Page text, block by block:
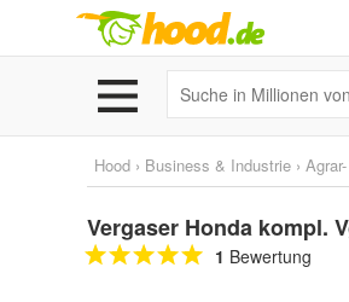
Hood › Business & Industrie ›
Vergaser Honda kompl.
1 Bewertung